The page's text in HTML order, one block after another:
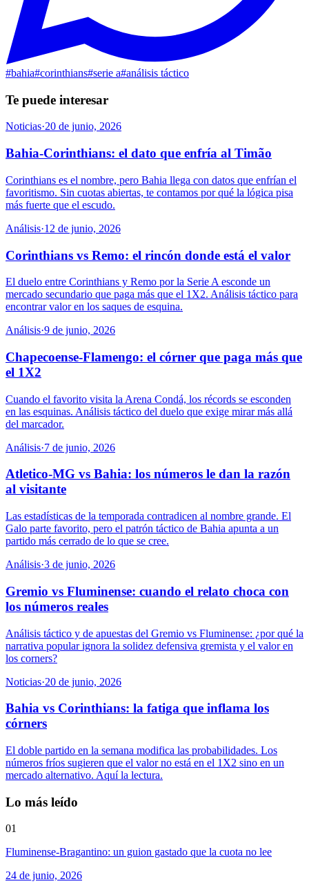
#bahia#corinthians#serie a#análisis táctico
Te puede interesar
Noticias·20 de junio, 2026
Bahia-Corinthians: el dato que enfría al Timão
Corinthians es el nombre, pero Bahia llega con datos que enfrían el
favoritismo. Sin cuotas abiertas, te contamos por qué la lógica pisa
más fuerte que el escudo.
Análisis·12 de junio, 2026
Corinthians vs Remo: el rincón donde está el valor
El duelo entre Corinthians y Remo por la Serie A esconde un
mercado secundario que paga más que el 1X2. Análisis táctico para
encontrar valor en los saques de esquina.
Análisis·9 de junio, 2026
Chapecoense-Flamengo: el córner que paga más que
el 1X2
Cuando el favorito visita la Arena Condá, los récords se esconden
en las esquinas. Análisis táctico del duelo que exige mirar más allá
del marcador.
Análisis·7 de junio, 2026
Atletico-MG vs Bahia: los números le dan la razón
al visitante
Las estadísticas de la temporada contradicen al nombre grande. El
Galo parte favorito, pero el patrón táctico de Bahia apunta a un
partido más cerrado de lo que se cree.
Análisis·3 de junio, 2026
Gremio vs Fluminense: cuando el relato choca con
los números reales
Análisis táctico y de apuestas del Gremio vs Fluminense: ¿por qué la
narrativa popular ignora la solidez defensiva gremista y el valor en
los corners?
Noticias·20 de junio, 2026
Bahia vs Corinthians: la fatiga que inflama los
córners
El doble partido en la semana modifica las probabilidades. Los
números fríos sugieren que el valor no está en el 1X2 sino en un
mercado alternativo. Aquí la lectura.
Lo más leído
01
Fluminense-Bragantino: un guion gastado que la cuota no lee
24 de junio, 2026